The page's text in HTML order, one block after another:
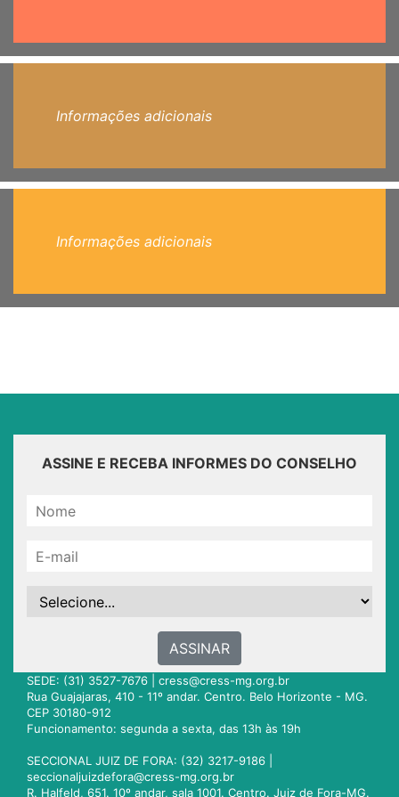
Informações adicionais
Informações adicionais
ASSINE E RECEBA INFORMES DO CONSELHO
ASSINAR
SEDE: (31) 3527-7676 | cress@cress-mg.org.br
Rua Guajajaras, 410 - 11º andar. Centro. Belo Horizonte - MG.
CEP 30180-912
Funcionamento: segunda a sexta, das 13h às 19h
SECCIONAL JUIZ DE FORA: (32) 3217-9186 |
seccionaljuizdefora@cress-mg.org.br
R. Halfeld, 651. 10º andar, sala 1001. Centro. Juiz de Fora-MG.